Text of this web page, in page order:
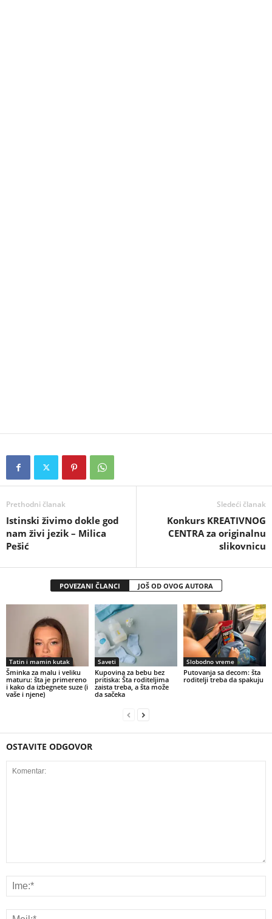
Prethodni članak
Istinski živimo dokle god
nam živi jezik – Milica
Pešić
Sledeći članak
Konkurs KREATIVNOG
CENTRA za originalnu
slikovnicu
POVEZANI ČLANCI JOŠ OD OVOG AUTORA
Tatin i mamin kutak
Šminka za malu i veliku
maturu: šta je primereno
i kako da izbegnete suze (i
vaše i njene)
Saveti
Kupovina za bebu bez
pritiska: Šta roditeljima
zaista treba, a šta može
da sačeka
Slobodno vreme
Putovanja sa decom: šta
roditelji treba da spakuju
OSTAVITE ODGOVOR